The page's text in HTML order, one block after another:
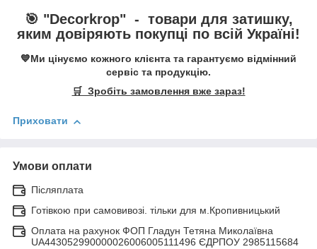
🎯 "Decorkrop" - товари для затишку,
яким довіряють покупці по всій Україні!
💙Ми цінуємо кожного клієнта та гарантуємо відмінний
сервіс та продукцію.
🛒 Зробіть замовлення вже зараз!
Приховати
Умови оплати
Післяплата
Готівкою при самовивозі. тільки для м.Кропивницький
Оплата на рахунок ФОП Гладун Тетяна Миколаївна
UA443052990000026006005111496 ЄДРПОУ 2985115684